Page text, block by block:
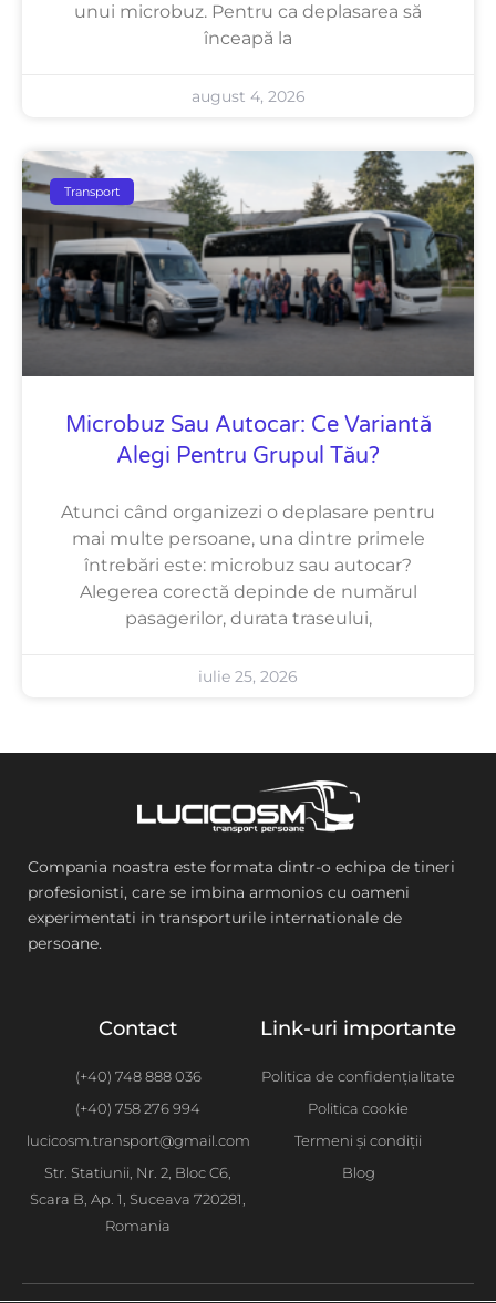
unui microbuz. Pentru ca deplasarea să
înceapă la
august 4, 2026
Transport
Microbuz Sau Autocar: Ce Variantă
Alegi Pentru Grupul Tău?
Atunci când organizezi o deplasare pentru
mai multe persoane, una dintre primele
întrebări este: microbuz sau autocar?
Alegerea corectă depinde de numărul
pasagerilor, durata traseului,
iulie 25, 2026
Compania noastra este formata dintr-o echipa de tineri
profesionisti, care se imbina armonios cu oameni
experimentati in transporturile internationale de
persoane.
Contact
(+40) 748 888 036
(+40) 758 276 994
lucicosm.transport@gmail.com
Str. Statiunii, Nr. 2, Bloc C6,
Scara B, Ap. 1, Suceava 720281,
Romania
Link-uri importante
Politica de confidențialitate
Politica cookie
Termeni și condiții
Blog